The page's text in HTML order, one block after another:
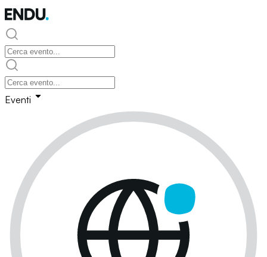
Eventi